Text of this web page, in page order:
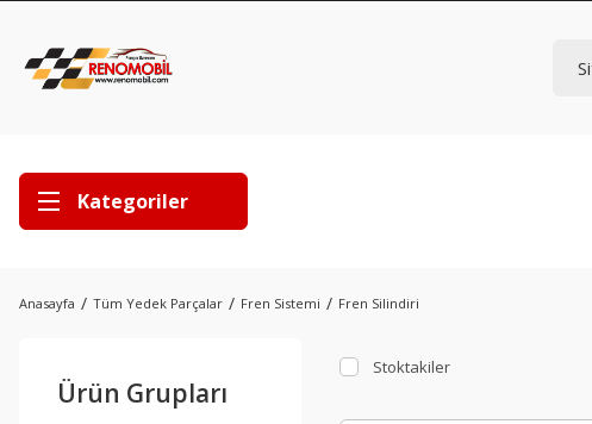
Kategoriler
Anasayfa Tüm Yedek Parçalar Fren Sistemi Fren Silindiri
Ürün Grupları
Stoktakiler